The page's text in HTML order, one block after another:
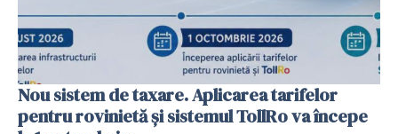
Nou sistem de taxare. Aplicarea tarifelor
pentru rovinietă şi sistemul TollRo va începe